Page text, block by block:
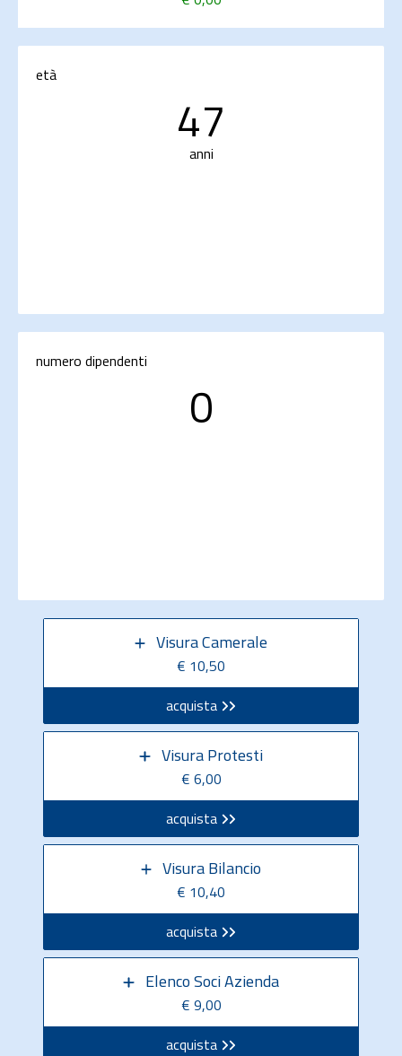
età
47
anni
numero dipendenti
0
Visura Camerale
€ 10,50
acquista
Visura Protesti
€ 6,00
acquista
Visura Bilancio
€ 10,40
acquista
Elenco Soci Azienda
€ 9,00
acquista